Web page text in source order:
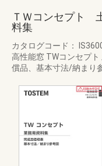
ＴＷコンセプト
料集
カタログコード：
高性能窓 TWコンセプ
償品、基本寸法/納まり